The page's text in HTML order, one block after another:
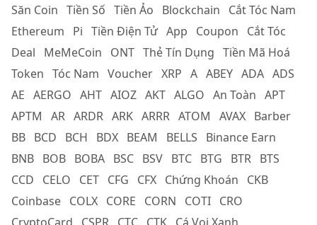
Săn Coin Tiền Số Tiền Ảo Blockchain
Cắt Tóc Nam
Ethereum
Pi Tiền Điện Tử App Coupon
Cắt Tóc
Deal
MeMeCoin ONT Thẻ Tín Dụng Tiền Mã Hoá
Token Tóc Nam Voucher XRP A ABEY ADA ADS
AE AERGO AHT AIOZ AKT ALGO An Toàn APT
APTM
AR ARDR ARK ARRR ATOM AVAX Barber
BB BCD BCH BDX BEAM BELLS
Binance Earn
BNB BOB BOBA BSC BSV BTC BTG BTR BTS
CCD
CELO CET CFG CFX Chứng Khoán
CKB
Coinbase COLX CORE CORN COTI CRO